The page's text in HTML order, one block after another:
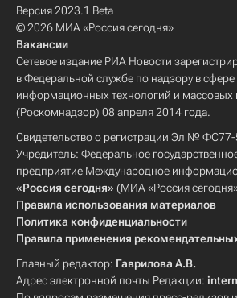
Версия 2023.1 Beta
© 2026 МИА «Россия сегодня»
Вакансии
Сетевое издание РИА Новости
в Федеральной службе по надзору в сфере
информационных технологий и массовых
(Роскомнадзор) 08 апреля 2014 года.
Свидетельство о регистрации Эл №
Учредитель: Федеральное
предприятие Международное
«Россия сегодня» (МИА «Россия
Правила использования материалов
Политика конфиденциальности
Правила применения
Главный редактор: Гаврилова А.В.
Адрес электронной почты Редакции: